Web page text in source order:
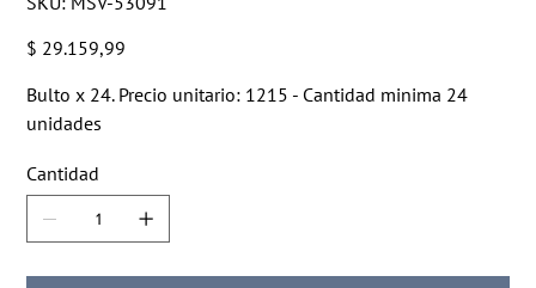
MSV-
Precio
$ 29.159,99
Bulto x 24. Precio unitario: 1215 - Cantidad minima 24
unidades
Cantidad